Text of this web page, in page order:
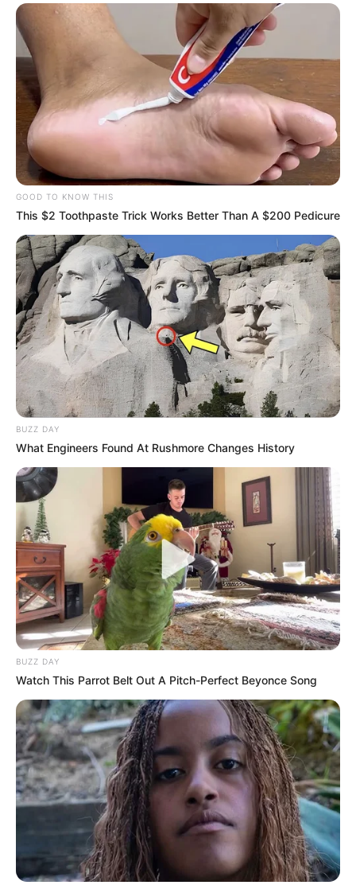
GOOD TO KNOW THIS
This $2 Toothpaste Trick Works Better Than A $200 Pedicure
BUZZ DAY
What Engineers Found At Rushmore Changes History
BUZZ DAY
Watch This Parrot Belt Out A Pitch-Perfect Beyonce Song